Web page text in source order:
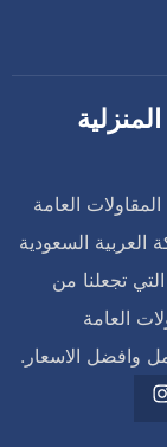
العامة
العربية السعودية
التي تجعلنا من
العامة
وافضل الاسعار.